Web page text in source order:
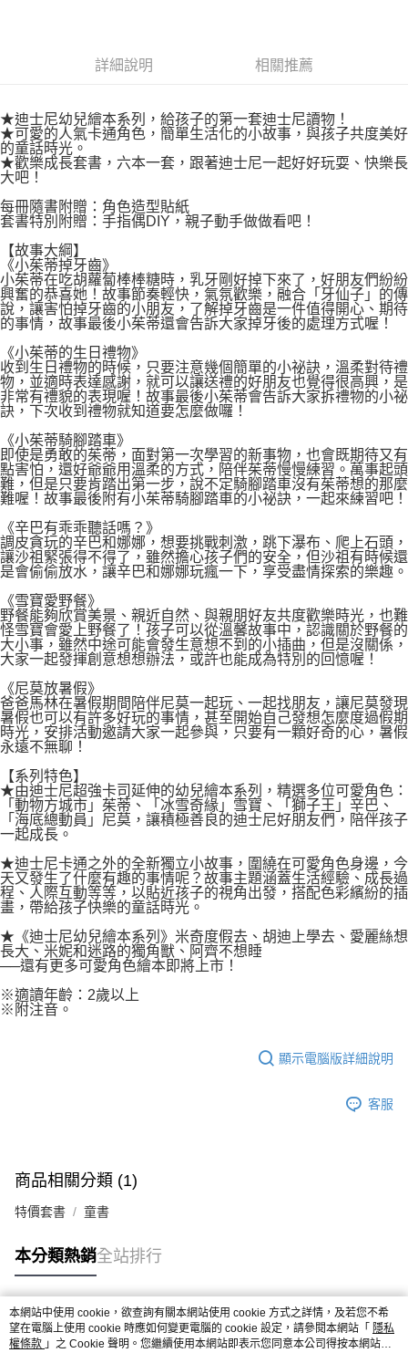
權轉讓予恩沛科技股份有限公司。
２．關於個人資料處理事宜，請瀏覽以下網址：
https://aftee.tw/terms/#terms3
３．未成年的使用者請事先徵得法定代理人或監護人之同意方可使用
任。
４．使用「AFTEE先享後付」時，將依據個別帳號之用戶狀況，依本公司即
請求用戶進行身份認證。
５．嚴禁一人註冊多個帳號或使用他人資訊註冊。若發現惡意使用之情形，
恩沛科技股份有限公司將有權停止該用戶之使用額度並採取法律行動。
付款後7-11取貨
每筆NT$80，滿NT$500(含以上)免運費
宅配
每筆NT$100，滿NT$800(含以上)免運費
國家/地區配送
詳細說明 相關推薦
★迪士尼幼兒繪本系列，給孩子的第一套迪士尼讀物！
★可愛的人氣卡通角色，簡單生活化的小故事，與孩子共度美好
的童話時光。
★歡樂成長套書，六本一套，跟著迪士尼一起好好玩耍、快樂長
大吧！
每冊隨書附贈：角色造型貼紙
套書特別附贈：手指偶DIY，親子動手做做看吧！
【故事大綱】
《小茱蒂掉牙齒》
小茱蒂在吃胡蘿蔔棒棒糖時，乳牙剛好掉下來了，好朋友們紛紛
興奮的恭喜她！故事節奏輕快，氣氛歡樂，融合「牙仙子」的傳
說，讓害怕掉牙齒的小朋友，了解掉牙齒是一件值得開心、期待
的事情，故事最後小茱蒂還會告訴大家掉牙後的處理方式喔！
《小茱蒂的生日禮物》
收到生日禮物的時候，只要注意幾個簡單的小祕訣，溫柔對待禮
物，並適時表達感謝，就可以讓送禮的好朋友也覺得很高興，是
非常有禮貌的表現喔！故事最後小茱蒂會告訴大家拆禮物的小祕
訣，下次收到禮物就知道要怎麼做囉！
《小茱蒂騎腳踏車》
即使是勇敢的茱蒂，面對第一次學習的新事物，也會既期待又有
點害怕，還好爺爺用溫柔的方式，陪伴茱蒂慢慢練習。萬事起頭
難，但是只要肯踏出第一步，說不定騎腳踏車沒有茱蒂想的那麼
難喔！故事最後附有小茱蒂騎腳踏車的小祕訣，一起來練習吧！
《辛巴有乖乖聽話嗎？》
調皮貪玩的辛巴和娜娜，想要挑戰刺激，跳下瀑布、爬上石頭，
讓沙祖緊張得不得了，雖然擔心孩子們的安全，但沙祖有時候還
是會偷偷放水，讓辛巴和娜娜玩瘋一下，享受盡情探索的樂趣。
《雪寶愛野餐》
野餐能夠欣賞美景、親近自然、與親朋好友共度歡樂時光，也難
怪雪寶會愛上野餐了！孩子可以從溫馨故事中，認識關於野餐的
大小事，雖然中途可能會發生意想不到的小插曲，但是沒關係，
大家一起發揮創意想想辦法，或許也能成為特別的回憶喔！
《尼莫放暑假》
爸爸馬林在暑假期間陪伴尼莫一起玩、一起找朋友，讓尼莫發現
暑假也可以有許多好玩的事情，甚至開始自己發想怎麼度過假期
時光，安排活動邀請大家一起參與，只要有一顆好奇的心，暑假
永遠不無聊！
【系列特色】
★由迪士尼超強卡司延伸的幼兒繪本系列，精選多位可愛角色：
「動物方城市」茱蒂、「冰雪奇緣」雪寶、「獅子王」辛巴、
「海底總動員」尼莫，讓積極善良的迪士尼好朋友們，陪伴孩子
一起成長。
★迪士尼卡通之外的全新獨立小故事，圍繞在可愛角色身邊，今
天又發生了什麼有趣的事情呢？故事主題涵蓋生活經驗、成長過
程、人際互動等等，以貼近孩子的視角出發，搭配色彩繽紛的插
畫，帶給孩子快樂的童話時光。
★《迪士尼幼兒繪本系列》米奇度假去、胡迪上學去、愛麗絲想
長大、米妮和迷路的獨角獸、阿齊不想睡
──還有更多可愛角色繪本即將上市！
※適讀年齡：2歲以上
※附注音。
顯示電腦版詳細說明
客服
商品相關分類 (1)
特價套書 童書
本分類熱銷全站排行
熱門標籤
本網站中使用 cookie，欲查詢有關本網站使用 cookie 方式之詳情，及若您不希
望在電腦上使用 cookie 時應如何變更電腦的 cookie 設定，請參閱本網站「 隱私
權條款 」之 Cookie 聲明。您繼續使用本網站即表示您同意本公司得按本網站使